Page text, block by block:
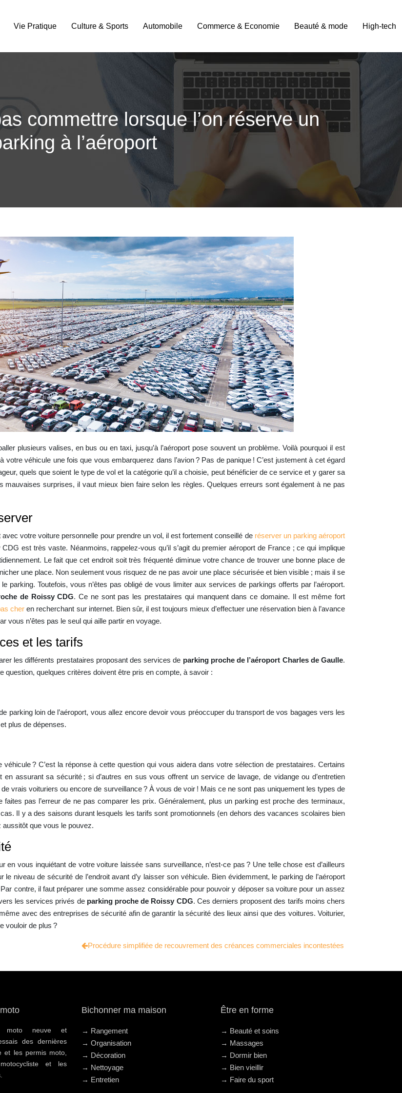
Vie Pratique Culture & Sports Automobile Commerce & Economie Beauté & mode High-tech
commettre lorsque l’on réserve un
à l’aéroport
plusieurs valises, en bus ou en taxi, jusqu’à l’aéroport pose souvent un problème. Voilà pourquoi il est
votre véhicule une fois que vous embarquerez dans l’avion ? Pas de panique ! C’est justement à cet égard
quels que soient le type de vol et la catégorie qu’il a choisie, peut bénéficier de ce service et y garer sa
mauvaises surprises, il vaut mieux bien faire selon les règles. Quelques erreurs sont également à ne pas
votre voiture personnelle pour prendre un vol, il est fortement conseillé de réserver un parking aéroport
est très vaste. Néanmoins, rappelez-vous qu’il s’agit du premier aéroport de France ; ce qui implique
Le fait que cet endroit soit très fréquenté diminue votre chance de trouver une bonne place de
une place. Non seulement vous risquez de ne pas avoir une place sécurisée et bien visible ; mais il se
parking. Toutefois, vous n’êtes pas obligé de vous limiter aux services de parkings offerts par l’aéroport.
de Roissy CDG. Ce ne sont pas les prestataires qui manquent dans ce domaine. Il est même fort
cher en recherchant sur internet. Bien sûr, il est toujours mieux d’effectuer une réservation bien à l’avance
vous n’êtes pas le seul qui aille partir en voyage.
et les tarifs
les différents prestataires proposant des services de parking proche de l’aéroport Charles de Gaulle.
question, quelques critères doivent être pris en compte, à savoir :
parking loin de l’aéroport, vous allez encore devoir vous préoccuper du transport de vos bagages vers les
plus de dépenses.
? C’est la réponse à cette question qui vous aidera dans votre sélection de prestataires. Certains
assurant sa sécurité ; si d’autres en sus vous offrent un service de lavage, de vidange ou d’entretien
vrais voituriers ou encore de surveillance ? À vous de voir ! Mais ce ne sont pas uniquement les types de
pas l’erreur de ne pas comparer les prix. Généralement, plus un parking est proche des terminaux,
Il y a des saisons durant lesquels les tarifs sont promotionnels (en dehors des vacances scolaires bien
que vous le pouvez.
vous inquiétant de votre voiture laissée sans surveillance, n’est-ce pas ? Une telle chose est d’ailleurs
niveau de sécurité de l’endroit avant d’y laisser son véhicule. Bien évidemment, le parking de l’aéroport
contre, il faut préparer une somme assez considérable pour pouvoir y déposer sa voiture pour un assez
les services privés de parking proche de Roissy CDG. Ces derniers proposent des tarifs moins chers
avec des entreprises de sécurité afin de garantir la sécurité des lieux ainsi que des voitures. Voiturier,
vouloir de plus ?
Procédure simplifiée de recouvrement des créances commerciales incontestées
moto neuve et
des dernières
et les permis moto,
et les
Bichonner ma maison
→ Rangement
→ Organisation
→ Décoration
→ Nettoyage
→ Entretien
Être en forme
→ Beauté et soins
→ Massages
→ Dormir bien
→ Bien vieillir
→ Faire du sport